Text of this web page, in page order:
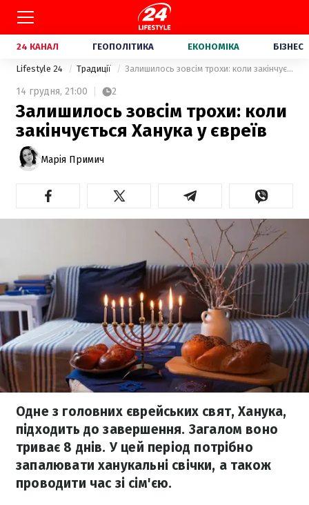
24 КАНАЛ ГЕОПОЛІТИКА ЕКОНОМІКА БІЗНЕС
Lifestyle 24 Традиції Залишилось зовсім трохи: коли закінчується Ханука у євреїв
14 грудня, 21:00 2
Залишилось зовсім трохи: коли
закінчується Ханука у євреїв
Марія Примич
Одне з головних єврейських свят, Ханука,
підходить до завершення. Загалом воно
триває 8 днів. У цей період потрібно
запалювати ханукальні свічки, а також
проводити час зі сім'єю.